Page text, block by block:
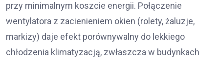
przy minimalnym koszcie energii. Połączenie
wentylatora z zacienieniem okien (rolety, żaluzje,
markizy) daje efekt porównywalny do lekkiego
chłodzenia klimatyzacją, zwłaszcza w budynkach